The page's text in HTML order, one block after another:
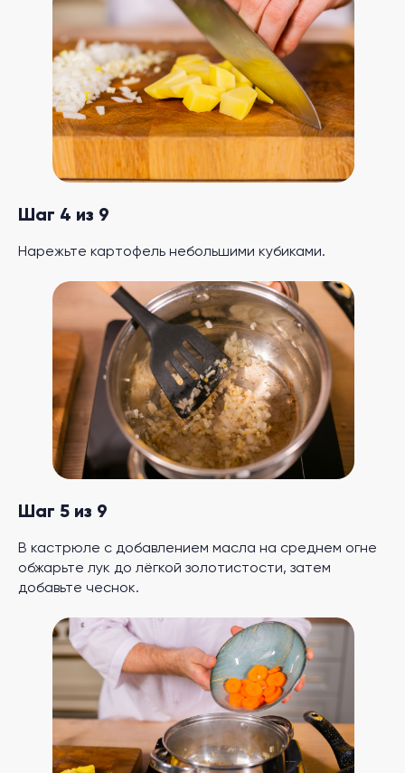
Шаг 4 из 9
Нарежьте картофель небольшими кубиками.
Шаг 5 из 9
В кастрюле с добавлением масла на среднем огне
обжарьте лук до лёгкой золотистости, затем
добавьте чеснок.